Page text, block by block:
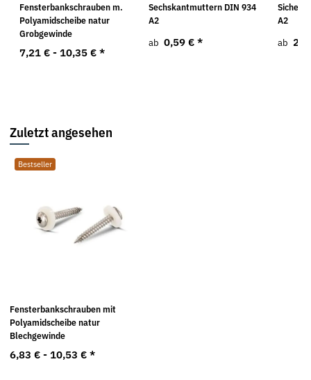
Fensterbankschrauben m.
Polyamidscheibe natur
Grobgewinde
7,21 € - 10,35 € *
Sechskantmuttern DIN 934
A2
ab 0,59 € *
A2
ab
Zuletzt angesehen
Bestseller
Fensterbankschrauben mit
Polyamidscheibe natur
Blechgewinde
6,83 € - 10,53 € *